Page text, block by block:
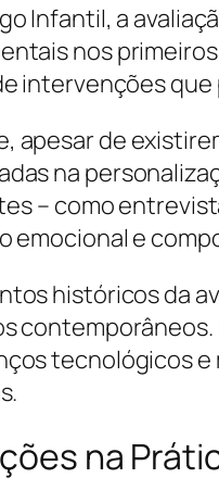
Infantil, a
nos
intervenções
apesar de
na
– como
emocional e
históricos da
tecnológicos
na